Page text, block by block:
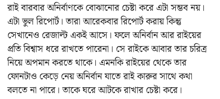
রাই বারবার অনির্বাণকে বোঝানোর চেষ্টা করে এটা সম্ভব নয়।
এটা ভুল রিপোর্ট। তারা আরেকবার রিপোর্ট করায় কিন্তু
সেখানেও রেজাল্ট একই আসে। ফলে অনির্বান আর রাইয়ের
প্রতি বিশ্বাস ধরে রাখতে পারেনা। সে রাইকে আবার তার চরিত্র
নিয়ে অপমান করতে থাকে। এমনকি রাইয়ের থেকে তার
ফোনটাও কেড়ে নেয় অনির্বান যাতে রাই কারুর সাথে কথা
বলতে না পারে। তাকে ঘরে আটকে রাখার চেষ্টা করে।